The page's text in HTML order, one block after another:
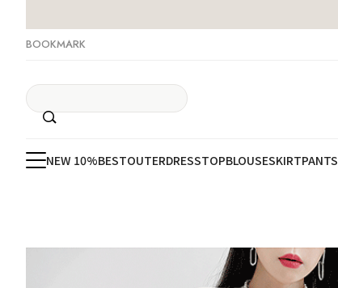
BOOKMARK
NEW 10%BESTOUTERDRESSTOPBLOUSESKIRTPANTS